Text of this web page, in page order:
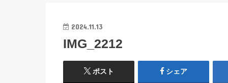
2024.11.13
IMG_2212
ポスト シェア